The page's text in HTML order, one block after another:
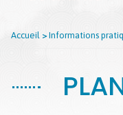
CdbM
sur
Centre
de
Accueil > Informations